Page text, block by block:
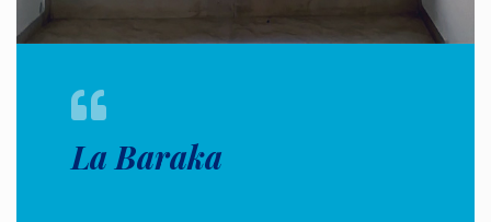
La Baraka